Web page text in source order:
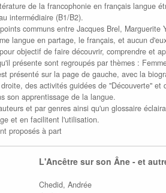
de la francophonie en français langue
intermédiaire (B1/B2).
communs entre Jacques Brel, Marguerite
langue en partage, le français, et aucun
objectif de faire découvrir, comprendre et
présente sont regroupés par thèmes :
présenté sur la page de gauche, avec la
des activités guidées de "Découverte"
son apprentissage de la langue.
et par genres ainsi qu'un glossaire
et en facilitent l'utilisation.
proposés à part
L'Ancêtre sur son Âne - et
Chedid, Andrée